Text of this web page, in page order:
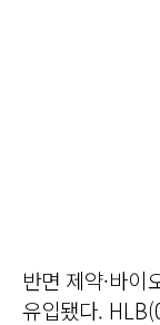
반면 제약·바이
유입됐다.